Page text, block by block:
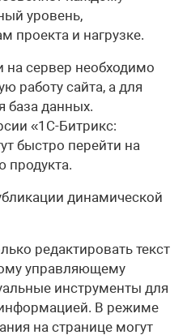
уровень,
проекта и нагрузке.
на сервер необходимо
работу сайта, а для
база данных.
«1С-Битрикс:
быстро перейти на
продукта.
динамической
редактировать текст
управляющему
инструменты для
В режиме
на странице могут